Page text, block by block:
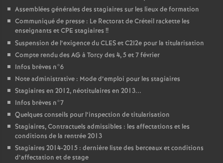
Assemblées générales des stagiaires sur les lieux de formation
Communiqué de presse : Le Rectorat de Créteil rackette les
enseignants etCPE stagiaires !!
Suspension de l’exigence duCLESet C2I2e pour la titularisation
Compte rendu des AG à Torcy des 4, 5 et 7 février
Infos brèves n°6
Note administrative : Mode d’emploi pour les stagiaires
Stagiaires en 2012, néotitulaires en 2013...
Infos brèves n°7
Quelques conseils pour l’inspection de titularisation
Stagiaires, Contractuels admissibles : les affectations et les
conditions de la rentrée 2013
Stagiaires 2014-2015 : dernière liste des berceaux et conditions
d’affectation et de stage